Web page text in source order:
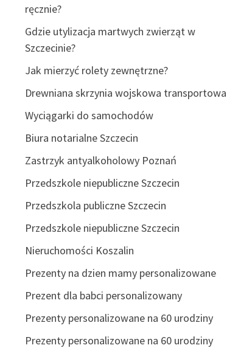
ręcznie?
Gdzie utylizacja martwych zwierząt w
Szczecinie?
Jak mierzyć rolety zewnętrzne?
Drewniana skrzynia wojskowa transportowa
Wyciągarki do samochodów
Biura notarialne Szczecin
Zastrzyk antyalkoholowy Poznań
Przedszkole niepubliczne Szczecin
Przedszkola publiczne Szczecin
Przedszkole niepubliczne Szczecin
Nieruchomości Koszalin
Prezenty na dzien mamy personalizowane
Prezent dla babci personalizowany
Prezenty personalizowane na 60 urodziny
Prezenty personalizowane na 60 urodziny